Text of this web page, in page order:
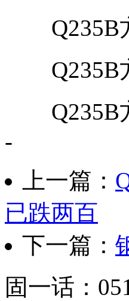
Q235B方
Q235B方
Q235B方
-
上一篇：
已跌两百
下一篇：
固一话：